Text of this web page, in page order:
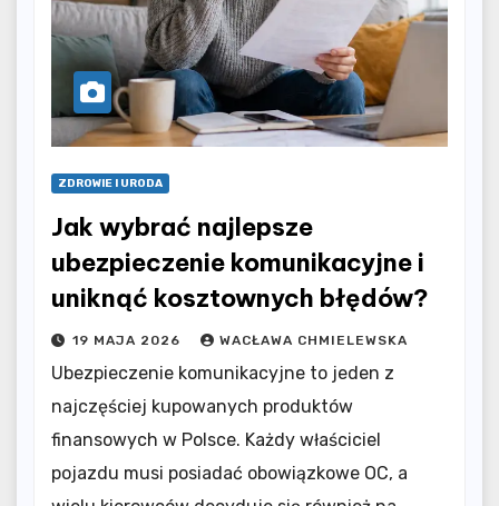
ZDROWIE I URODA
Jak wybrać najlepsze
ubezpieczenie komunikacyjne i
uniknąć kosztownych błędów?
19 MAJA 2026 WACŁAWA CHMIELEWSKA
Ubezpieczenie komunikacyjne to jeden z
najczęściej kupowanych produktów
finansowych w Polsce. Każdy właściciel
pojazdu musi posiadać obowiązkowe OC, a